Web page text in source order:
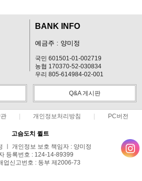
BANK INFO
예금주 : 양미정
국민 601501-01-002719
농협 170370-52-030834
우리 805-614984-02-001
Q&A 게시판
개인정보처리방침 PC버전
고슴도치 퀼트
ㅣ 개인정보 보호 책임자 : 양미정
등록번호 : 124-14-89399
업신고번호 : 동부 제2006-73